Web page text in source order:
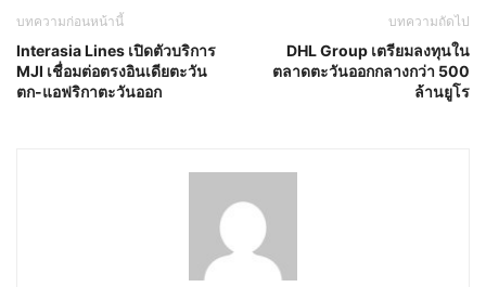
บทความก่อนหน้านี้
Interasia Lines เปิดตัวบริการ
MJI เชื่อมต่อตรงอินเดียตะวัน
ตก-แอฟริกาตะวันออก
บทความถัดไป
DHL Group เตรียมลงทุนใน
ตลาดตะวันออกกลางกว่า 500
ล้านยูโร